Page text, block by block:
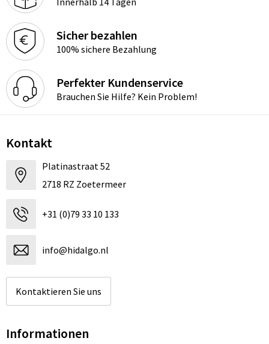
Sicher bezahlen
100% sichere Bezahlung
Perfekter Kundenservice
Brauchen Sie Hilfe? Kein Problem!
Kontakt
Platinastraat 52
2718 RZ Zoetermeer
+31 (0)79 33 10 133
info@hidalgo.nl
Kontaktieren Sie uns
Informationen